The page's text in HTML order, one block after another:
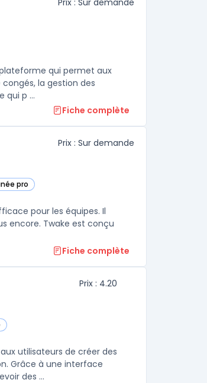
Prix : Sur demande
qui permet aux
la gestion des
qui p ...
Fiche complète
Prix : Sur demande
pro
pour les équipes. Il
encore. Twake est conçu
Fiche complète
Prix : 4.20
utilisateurs de créer des
Grâce à une interface
des ...